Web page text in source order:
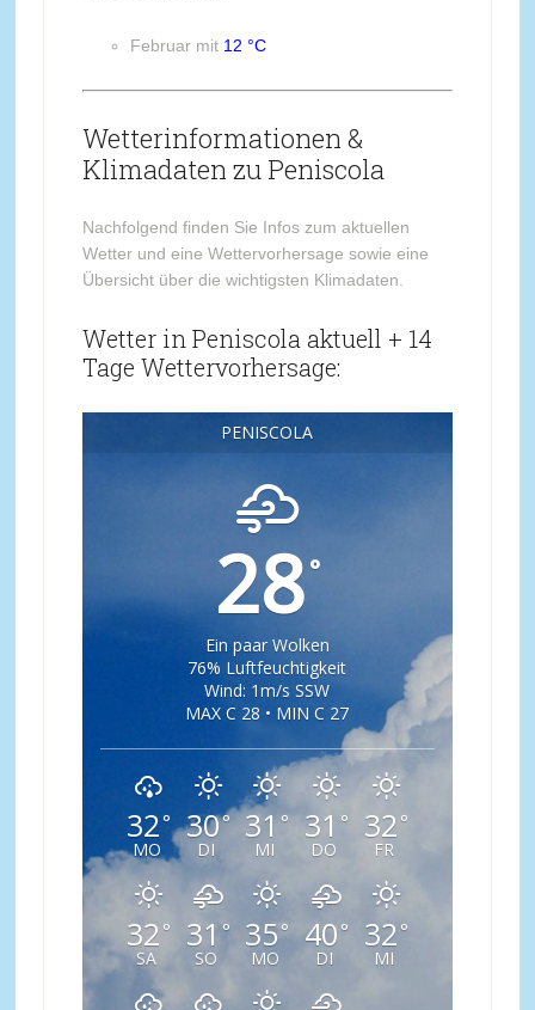
Februar mit 12 °C
Wetterinformationen &
Klimadaten zu Peniscola
Nachfolgend finden Sie Infos zum aktuellen
Wetter und eine Wettervorhersage sowie eine
Übersicht über die wichtigsten Klimadaten.
Wetter in Peniscola aktuell + 14
Tage Wettervorhersage:
PENISCOLA
28°
Ein paar Wolken
76% Luftfeuchtigkeit
Wind: 1m/s SSW
MAX C 28 • MIN C 27
32°
MO
30°
DI
31°
MI
31 °
DO
32 °
FR
32 °
SA
31 °
SO
35°
MO
40 °
DI
32 °
MI